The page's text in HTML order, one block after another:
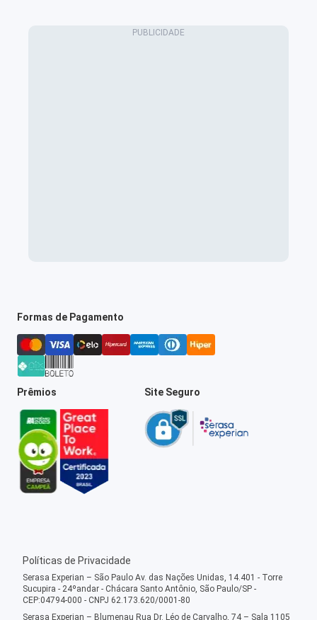
Formas de Pagamento
Prêmios Site Seguro
Políticas de Privacidade
Serasa Experian – São Paulo Av. das Nações Unidas, 14.401 - Torre
Sucupira - 24ºandar - Chácara Santo Antônio, São Paulo/SP -
CEP:04794-000 - CNPJ 62.173.620/0001-80
Serasa Experian – Blumenau Rua Dr. Léo de Carvalho, 74 – Sala 1105